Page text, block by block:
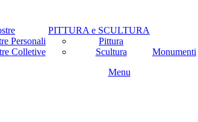
Personali
Colletive
PITTURA e SCULTURA
Pittura
Scultura
Monumenti
Menu